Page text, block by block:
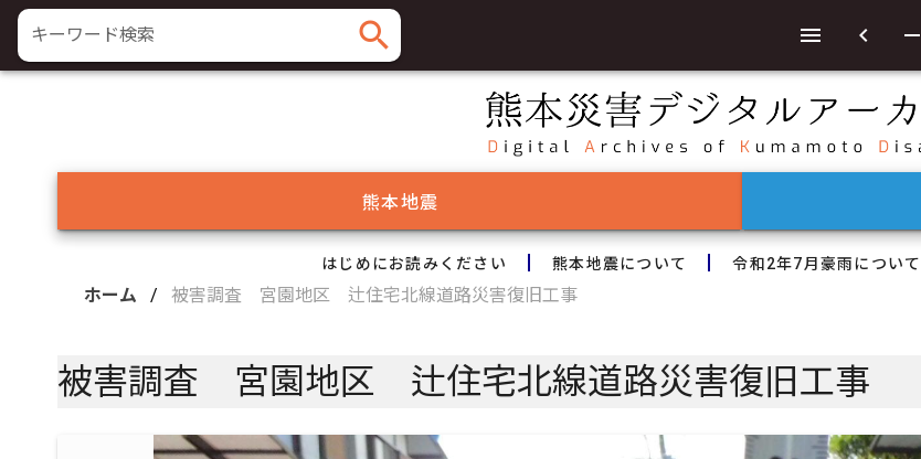
キーワード検索 search chevron_left remove
熊本地震
はじめにお読みください 熊本地震について 令和2年7月豪雨について
ホーム / 被害調査 宮園地区 辻住宅北線道路災害復旧工事
被害調査 宮園地区 辻住宅北線道路災害復旧工事